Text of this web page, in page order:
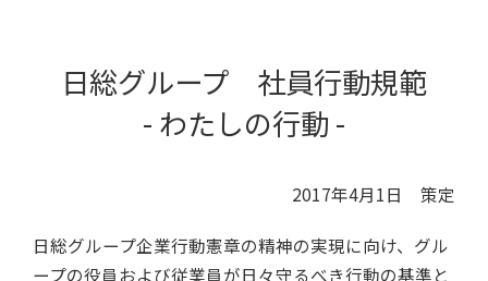
日総グループ 社員行動規範
- わたしの行動 -
2017年4月1日 策定
日総グループ企業行動憲章の精神の実現に向け、グル
ープの役員および従業員が日々守るべき行動の基準と